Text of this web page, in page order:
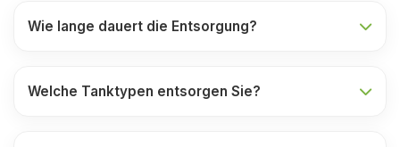
Wie lange dauert die Entsorgung?
Welche Tanktypen entsorgen Sie?